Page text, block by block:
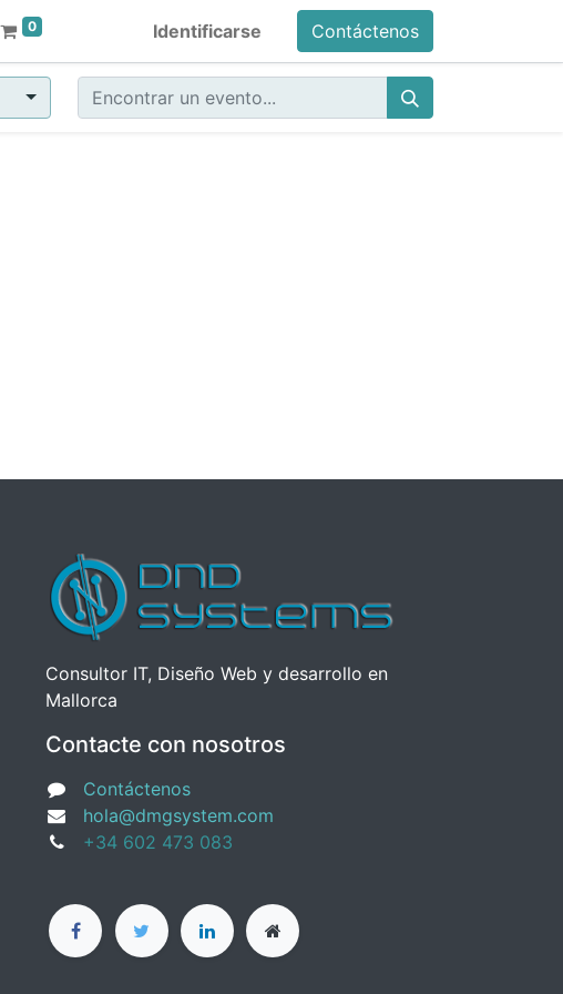
0 Identificarse Contáctenos
Consultor IT, Diseño Web y desarrollo en
Mallorca
Contacte con nosotros
Contáctenos
hola@dmgsystem.com
+34 602 473 083